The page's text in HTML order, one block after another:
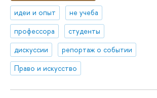
идеи и опыт
не учеба
профессора
студенты
дискуссии
репортаж о событии
Право и искусство